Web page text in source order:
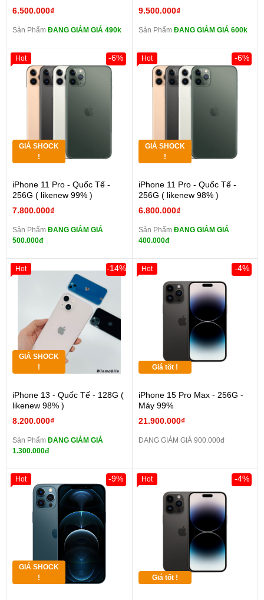
6.500.000₫
Sản Phẩm ĐANG GIẢM GIÁ 490k
9.500.000₫
Sản Phẩm ĐANG GIẢM GIÁ 600k
GIÁ SHOCK
!
iPhone 11 Pro - Quốc Tế -
256G ( likenew 99% )
7.800.000₫
-6%
Sản Phẩm ĐANG GIẢM GIÁ
500.000đ
Hot
GIÁ SHOCK
!
iPhone 11 Pro - Quốc Tế -
256G ( likenew 98% )
6.800.000₫
-6%
Sản Phẩm ĐANG GIẢM GIÁ
400.000đ
Hot
GIÁ SHOCK
!
iPhone 13 - Quốc Tế - 128G (
likenew 98% )
8.200.000₫
-14%
Sản Phẩm ĐANG GIẢM GIÁ
1.300.000đ
Hot
Giá tốt !
iPhone 15 Pro Max - 256G -
Máy 99%
21.900.000₫
-4%
ĐANG GIẢM GIÁ 900.000đ
Hot
GIÁ SHOCK
!
-9%
Hot
Giá tốt !
-4%
Hot